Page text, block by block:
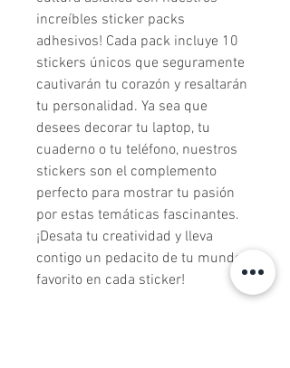
increíbles sticker packs
adhesivos! Cada pack incluye 10
stickers únicos que seguramente
cautivarán tu corazón y resaltarán
tu personalidad. Ya sea que
desees decorar tu laptop, tu
cuaderno o tu teléfono, nuestros
stickers son el complemento
perfecto para mostrar tu pasión
por estas temáticas fascinantes.
¡Desata tu creatividad y lleva
contigo un pedacito de tu mundo
favorito en cada sticker!